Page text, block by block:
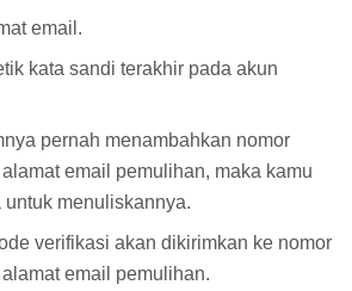
email.
kata sandi terakhir pada akun
pernah menambahkan nomor
email pemulihan, maka kamu
untuk menuliskannya.
verifikasi akan dikirimkan ke nomor
email pemulihan.